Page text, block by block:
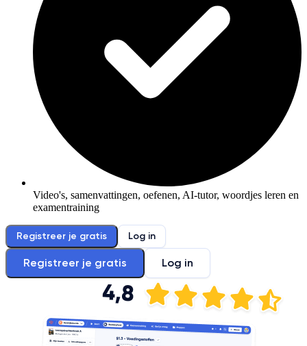
Video's, samenvattingen, oefenen, AI-tutor, woordjes leren en
examentraining
Registreer je gratis Log in
Registreer je gratis Log in